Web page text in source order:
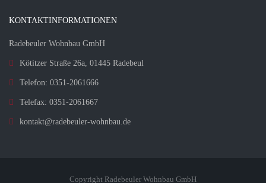
KONTAKTINFORMATIONEN
Radebeuler Wohnbau GmbH
Kötitzer Straße 26a, 01445 Radebeul
Telefon: 0351-2061666
Telefax: 0351-2061667
kontakt@radebeuler-wohnbau.de
Copyright Radebeuler Wohnbau GmbH